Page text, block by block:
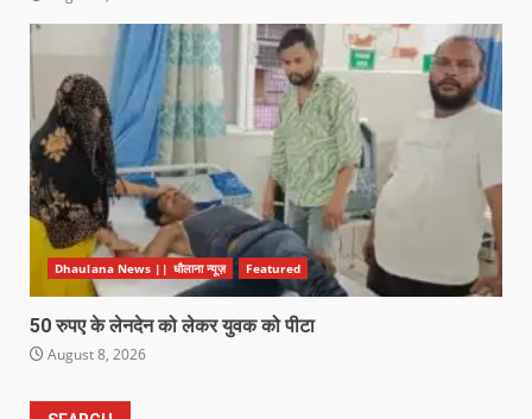
Dhaulana News || धौलाना न्यूज़ Featured
50 रुपए के लेनदेन को लेकर युवक को पीटा
August 8, 2026